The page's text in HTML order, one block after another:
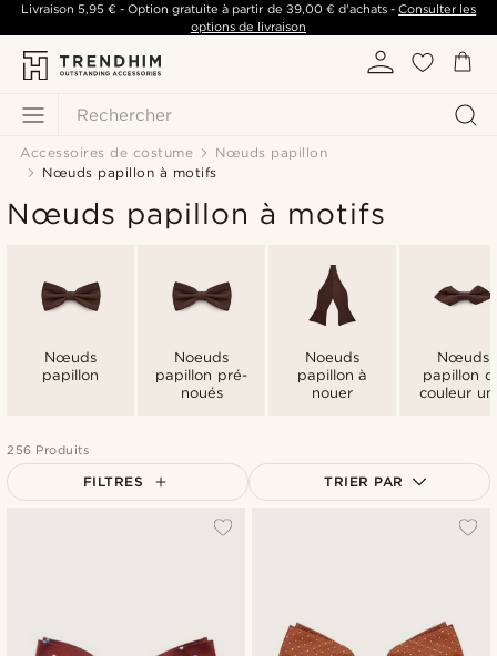
Rechercher
Livraison 5,95 €- Option gratuite à partir de 39,00 €d'achats -Consulter les
options de livraison
Accessoires de costume
Nœuds papillon
Nœuds papillon à motifs
Nœuds papillon à motifs
Nœuds
papillon
Noeuds
papillon pré-
noués
Noeuds
papillon à
nouer
Nœuds
papillon
couleur
256 Produits
FILTRES TRIER PAR
Prix décroissant